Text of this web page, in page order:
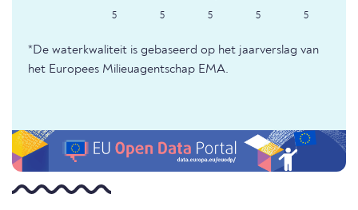
5 5 5 5 5
*De waterkwaliteit is gebaseerd op het jaarverslag van
het Europees Milieuagentschap EMA.